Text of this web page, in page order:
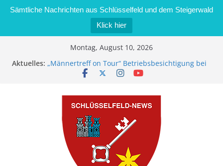
Sämtliche Nachrichten aus Schlüsselfeld und dem Steigerwald
Klick hier
Montag, August 10, 2026
Aktuelles: „Männertreff on Tour“ Betriebsbesichtigung bei
der Schreinerei Zimmermann GmbH
Brand in Sägewerk in Bernroth schnell unter
Kontrolle
Stadt Schlüsselfeld bietet Online-Anmeldung für
Kindergartenplätze an
Dieseldiebstahl im Wert von 600 Euro